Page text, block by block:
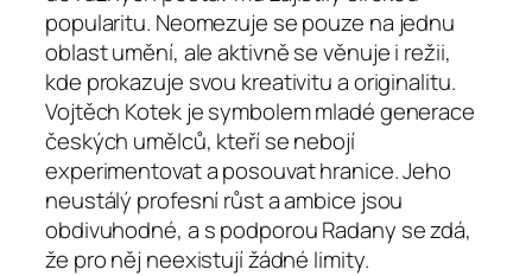
popularitu. Neomezuje se pouze na jednu
oblast umění, ale aktivně se věnuje i režii,
kde prokazuje svou kreativitu a originalitu.
Vojtěch Kotek je symbolem mladé generace
českých umělců, kteří se nebojí
experimentovat a posouvat hranice. Jeho
neustálý profesní růst a ambice jsou
obdivuhodné, a s podporou Radany se zdá,
že pro něj neexistují žádné limity.